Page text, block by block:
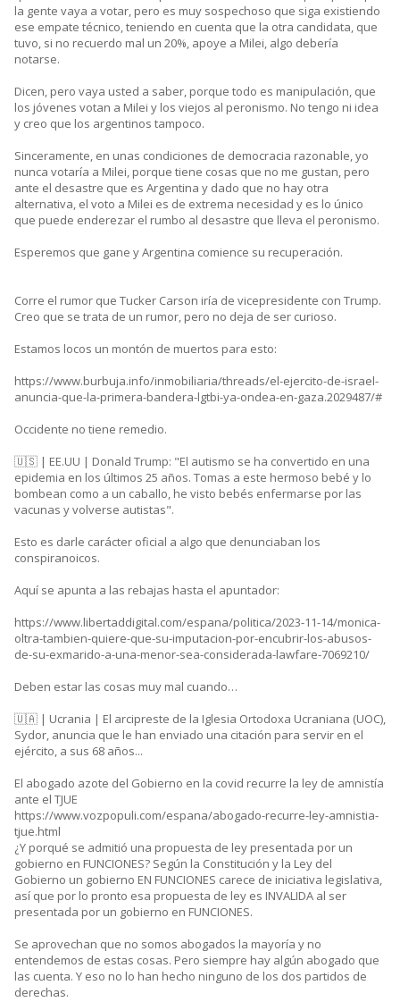
la gente vaya a votar, pero es muy sospechoso que siga existiendo
ese empate técnico, teniendo en cuenta que la otra candidata, que
tuvo, si no recuerdo mal un 20%, apoye a Milei, algo debería
notarse.
Dicen, pero vaya usted a saber, porque todo es manipulación, que
los jóvenes votan a Milei y los viejos al peronismo. No tengo ni idea
y creo que los argentinos tampoco.
Sinceramente, en unas condiciones de democracia razonable, yo
nunca votaría a Milei, porque tiene cosas que no me gustan, pero
ante el desastre que es Argentina y dado que no hay otra
alternativa, el voto a Milei es de extrema necesidad y es lo único
que puede enderezar el rumbo al desastre que lleva el peronismo.
Esperemos que gane y Argentina comience su recuperación.
Corre el rumor que Tucker Carson iría de vicepresidente con Trump.
Creo que se trata de un rumor, pero no deja de ser curioso.
Estamos locos un montón de muertos para esto:
https://www.burbuja.info/inmobiliaria/threads/el-ejercito-de-israel-
anuncia-que-la-primera-bandera-lgtbi-ya-ondea-en-gaza.2029487/#
Occidente no tiene remedio.
🇺🇸 | EE.UU | Donald Trump: "El autismo se ha convertido en una
epidemia en los últimos 25 años. Tomas a este hermoso bebé y lo
bombean como a un caballo, he visto bebés enfermarse por las
vacunas y volverse autistas".
Esto es darle carácter oficial a algo que denunciaban los
conspiranoicos.
Aquí se apunta a las rebajas hasta el apuntador:
https://www.libertaddigital.com/espana/politica/2023-11-14/monica-
oltra-tambien-quiere-que-su-imputacion-por-encubrir-los-abusos-
de-su-exmarido-a-una-menor-sea-considerada-lawfare-7069210/
Deben estar las cosas muy mal cuando…
🇺🇦 | Ucrania | El arcipreste de la Iglesia Ortodoxa Ucraniana (UOC),
Sydor, anuncia que le han enviado una citación para servir en el
ejército, a sus 68 años...
El abogado azote del Gobierno en la covid recurre la ley de amnistía
ante el TJUE
https://www.vozpopuli.com/espana/abogado-recurre-ley-amnistia-
tjue.html
¿Y porqué se admitió una propuesta de ley presentada por un
gobierno en FUNCIONES? Según la Constitución y la Ley del
Gobierno un gobierno EN FUNCIONES carece de iniciativa legislativa,
así que por lo pronto esa propuesta de ley es INVALIDA al ser
presentada por un gobierno en FUNCIONES.
Se aprovechan que no somos abogados la mayoría y no
entendemos de estas cosas. Pero siempre hay algún abogado que
las cuenta. Y eso no lo han hecho ninguno de los dos partidos de
derechas.